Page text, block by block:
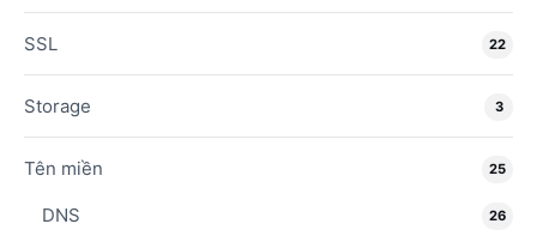
SSL 22
Storage 3
Tên miền 25
DNS 26